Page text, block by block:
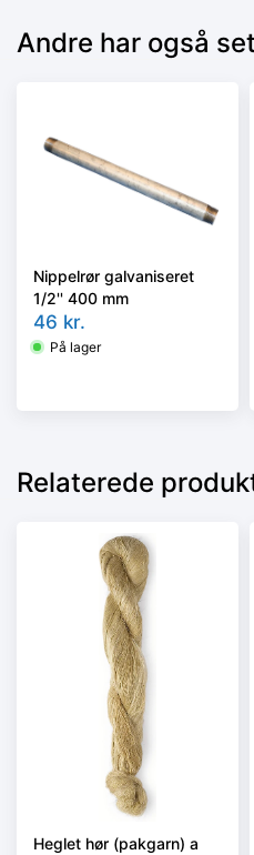
Andre har også
Nippelrør galvaniseret
1/2'' 400 mm
46 kr.
På lager
Relaterede
Heglet hør (pakgarn) a